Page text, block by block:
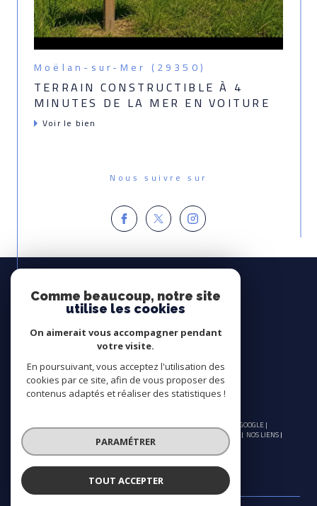
Moëlan-sur-Mer (29350)
TERRAIN CONSTRUCTIBLE À 4
MINUTES DE LA MER EN VOITURE
Voir le bien
Nous suivre sur
Espace
PROPRIÉTAIRE
Se connecter
Avis
CLIENTS
© 2026 | TOUS DROITS RÉSERVÉS | TRADUCTION POWERED BY GOOGLE |
PLAN DU SITE ADMIN NOS LIENS
POLITIQUE RGPD
Comme beaucoup, notre site
utilise les cookies
On aimerait vous accompagner pendant
votre visite.
En poursuivant, vous acceptez l'utilisation des
cookies par ce site, afin de vous proposer des
contenus adaptés et réaliser des statistiques !
PARAMÉTRER
TOUT ACCEPTER